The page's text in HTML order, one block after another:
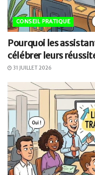
CONSEIL PRATIQUE
Pourquoi les
célébrer leurs
31 JUILLET 2026